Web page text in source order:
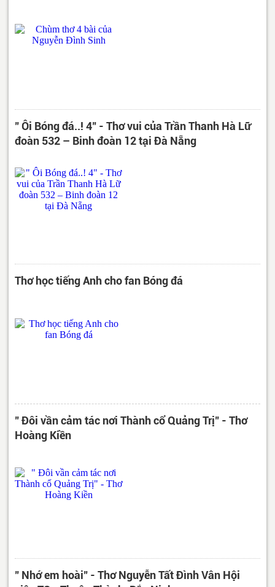
" Ôi Bóng đá..! 4" - Thơ vui của Trần Thanh Hà Lữ
đoàn 532 – Binh đoàn 12 tại Đà Nẵng
Thơ học tiếng Anh cho fan Bóng đá
" Đôi vần cảm tác nơi Thành cổ Quảng Trị" - Thơ
Hoàng Kiền
" Nhớ em hoài" - Thơ Nguyễn Tất Đình Vân Hội